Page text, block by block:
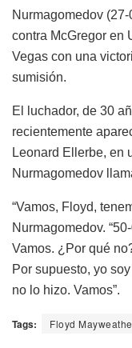
Nurmagomedov
contra McGregor en
Vegas con una
sumisión.
El luchador, de 30
recientemente
Leonard Ellerbe, en
Nurmagomedov
“Vamos, Floyd,
Nurmagomedov.
Vamos. ¿Por qué
Por supuesto, yo
no lo hizo. Vamos”.
Tags: Floyd